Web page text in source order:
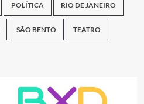
POLÍTICA RIO DE JANEIRO
SÃO BENTO TEATRO